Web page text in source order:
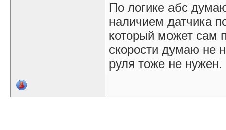
По логике абс
наличием датчика
который может сам
скорости думаю не
руля тоже не нужен.